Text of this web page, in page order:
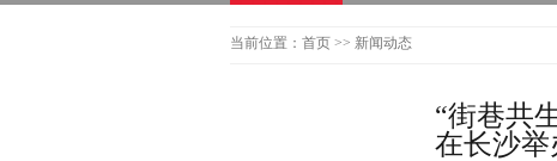
当前位置：首页 >> 新闻动态
“街巷共
在长沙举